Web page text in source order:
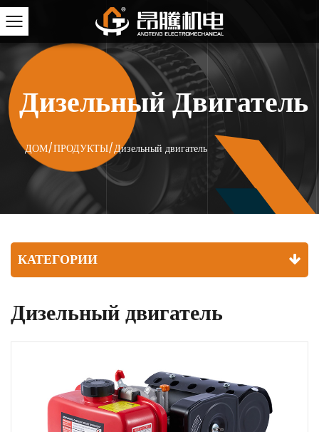
Дизельный Двигатель
ДОМ/ПРОДУКТЫ/Дизельный двигатель
КАТЕГОРИИ
Дизельный двигатель